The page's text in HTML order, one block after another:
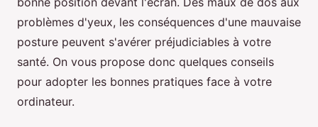
problèmes d'yeux, les conséquences d'une mauvaise
posture peuvent s'avérer préjudiciables à votre
santé. On vous propose donc quelques conseils
pour adopter les bonnes pratiques face à votre
ordinateur.